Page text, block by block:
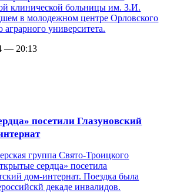
клинической больницы им. З.И.
в молодежном центре Орловского
аграрного университета.
— 20:13
посетили Глазуновский
группа Свято-Троицкого
сердца» посетила
дом-интернат. Поездка была
декаде инвалидов.